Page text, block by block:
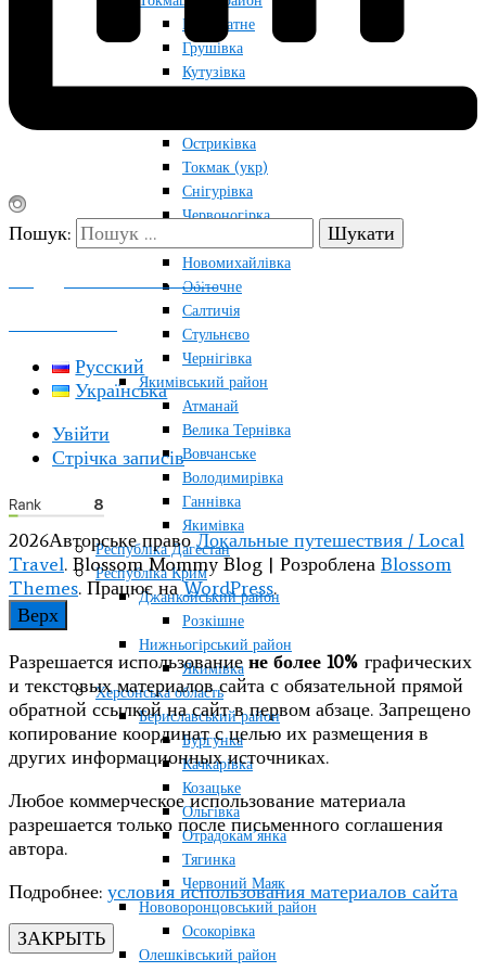
Благодатне
Грушівка
Кутузівка
Остриківка
Токмак (укр)
Снігурівка
Червоногірка
Чернігівський район
Новомихайлівка
Обіточне
Салтичія
Стульнєво
Чернігівка
Якимівський район
Атманай
Велика Тернівка
Вовчанське
Володимирівка
Ганнівка
Якимівка
Республіка Дагестан
Республіка Крим
Джанкойський район
Розкішне
Нижньогірський район
Якимівка
Херсонська область
Бериславський район
Бургунка
Качкарівка
Козацьке
Ольгівка
Отрадокам’янка
Тягинка
Червоний Маяк
Нововоронцовський район
Осокорівка
Олешківський район
Пошук:
ПОДДЕРЖАТЬ ПРОЕКТ
Русский
Українська
Увійти
Стрічка записів
2026Авторське правоЛокальные путешествия / Local
Travel. Blossom Mommy Blog | Розроблена Blossom
Themes. Працює наWordPress.
Верх
Разрешается использованиене более 10% графических
и текстовых материалов сайта с обязательной прямой
обратной ссылкой на сайт в первом абзаце. Запрещено
копирование координат с целью их размещения в
других информационных источниках.
Любое коммерческое использование материала
разрешается только после письменного соглашения
автора.
Подробнее: условия использования материалов сайта
ЗАКРЫТЬ